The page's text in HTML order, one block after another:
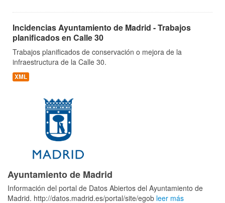
Incidencias Ayuntamiento de Madrid - Trabajos
planificados en Calle 30
Trabajos planificados de conservación o mejora de la
infraestructura de la Calle 30.
XML
Ayuntamiento de Madrid
Información del portal de Datos Abiertos del Ayuntamiento de
Madrid. http://datos.madrid.es/portal/site/egob leer más